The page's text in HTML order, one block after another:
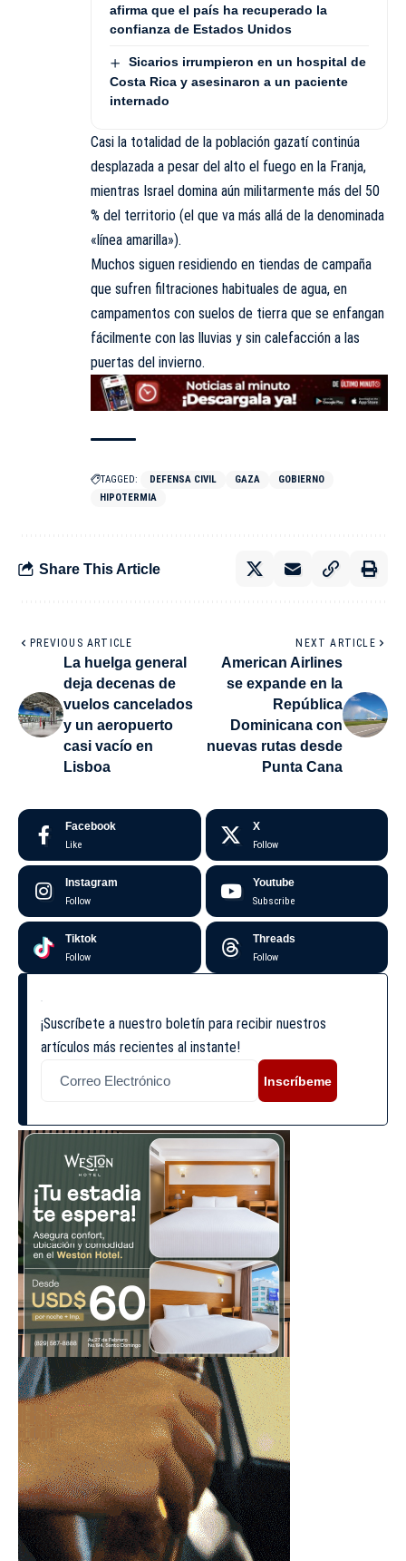
afirma que el país ha recuperado la
confianza de Estados Unidos
Sicarios irrumpieron en un hospital de
Costa Rica y asesinaron a un paciente
internado
Casi la totalidad de la población gazatícontinúa
desplazada a pesar del alto el fuego en la Franja,
mientras Israel domina aún militarmente más del 50
% del territorio (el que va más allá de la denominada
«línea amarilla»).
Muchos siguen residiendo en tiendas de campaña
que sufren filtraciones habituales de agua, en
campamentos con suelos de tierra que se enfangan
fácilmente con las lluvias y sin calefacción a las
puertas del invierno.
TAGGED: DEFENSA CIVIL GAZA
GOBIERNO
HIPOTERMIA
Share This Article
PREVIOUS ARTICLE
La huelga general
deja decenas de
vuelos cancelados
y un aeropuerto
casi vacío en
Lisboa
NEXT ARTICLE
American Airlines
se expande en la
República
Dominicana con
nuevas rutas desde
Punta Cana
Facebook
Like
X
Follow
Instagram
Follow
Youtube
Subscribe
Tiktok
Follow
Threads
Follow
¡Suscríbete a nuestro boletín para recibir nuestros
artículos más recientes al instante!
Inscríbeme